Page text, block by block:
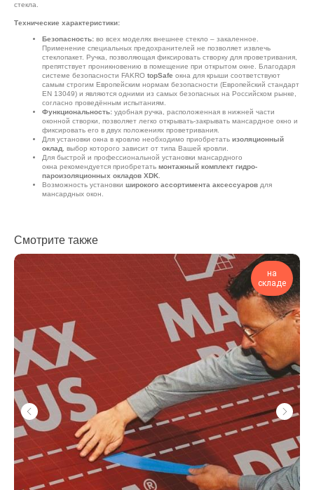
стекла.
Технические характеристики:
Безопасность: во всех моделях внешнее стекло – закаленное.
Применение специальных предохранителей не позволяет извлечь
стеклопакет. Ручка, позволяющая фиксировать створку для проветривания,
препятствует проникновению в помещение при открытом окне. Благодаря
системе безопасности FAKRO topSafe окна для крыши соответствуют
самым строгим Европейским нормам безопасности (Европейский стандарт
EN 13049) и являются одними из самых безопасных на Российском рынке,
согласно проведённым испытаниям.
Функциональность: удобная ручка, расположенная в нижней части
оконной створки, позволяет легко открывать-закрывать мансардное окно и
фиксировать его в двух положениях проветривания.
Для установки окна в кровлю необходимо приобретать изоляционный
оклад , выбор которого зависит от типа Вашей кровли.
Для быстрой и профессиональной установки мансардного
окна рекомендуется приобретать монтажный комплект гидро-
пароизоляционных окладов XDK
Возможность установки широкого ассортимента аксессуаров для
мансардных окон.
Смотрите также
на
складе